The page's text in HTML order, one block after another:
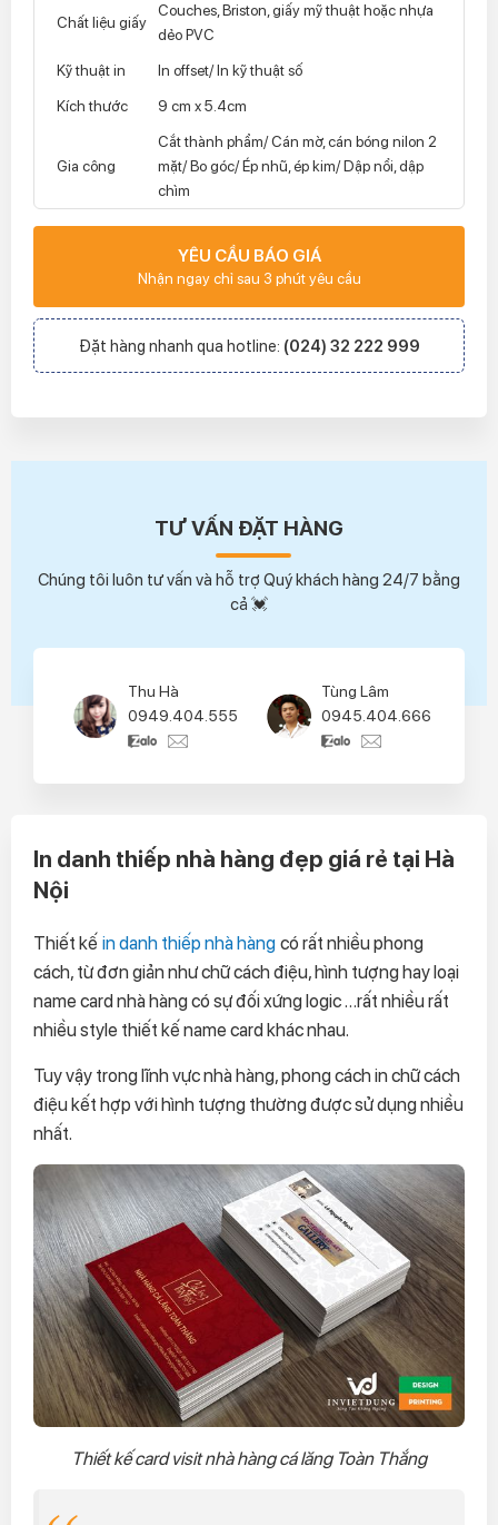
Chất liệu giấy
Couches, Briston, giấy mỹ thuật hoặc nhựa
dẻo PVC
Kỹ thuật in
In offset/ In kỹ thuật số
Kích thước
9 cm x 5.4cm
Gia công
Cắt thành phẩm/ Cán mờ, cán bóng nilon 2
mặt/ Bo góc/ Ép nhũ, ép kim/ Dập nổi, dập
chìm
YÊU CẦU BÁO GIÁ
Nhận ngay chỉ sau 3 phút yêu cầu
Đặt hàng nhanh qua hotline: (024) 32 222 999
TƯ VẤN ĐẶT HÀNG
Chúng tôi luôn tư vấn và hỗ trợ Quý khách hàng 24/7 bằng
cả 💓
Thu Hà
0949.404.555
Tùng Lâm
0945.404.666
In danh thiếp nhà hàng đẹp giá rẻ tại Hà
Nội
Thiết kế in danh thiếp nhà hàng có rất nhiều phong
cách, từ đơn giản như chữ cách điệu, hình tượng hay loại
name card nhà hàng có sự đối xứng logic …rất nhiều rất
nhiều style thiết kế name card khác nhau.
Tuy vậy trong lĩnh vực nhà hàng, phong cách in chữ cách
điệu kết hợp với hình tượng thường được sử dụng nhiều
nhất.
Thiết kế card visit nhà hàng cá lăng Toàn Thắng